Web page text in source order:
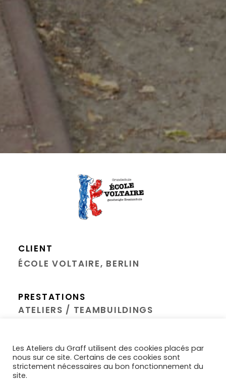
CLIENT
ÉCOLE VOLTAIRE, BERLIN
PRESTATIONS
ATELIERS / TEAMBUILDINGS
graffiti sur support éphémère Plastigraff®
avec les élèves de CM2 de l'école Voltaire
Les Ateliers du Graff utilisent des cookies placés par
nous sur ce site. Certains de ces cookies sont
strictement nécessaires au bon fonctionnement du
site.